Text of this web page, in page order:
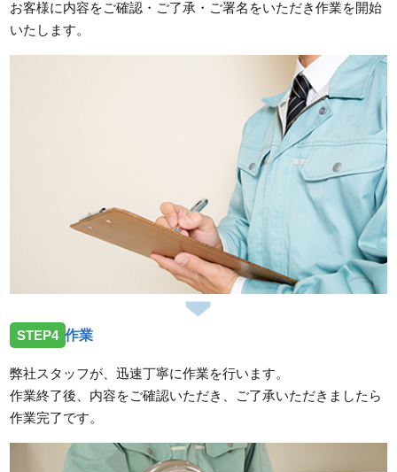
お客様に内容をご確認・ご了承・ご署名をいただき作業を開始
いたします。
STEP4 作業
弊社スタッフが、迅速丁寧に作業を行います。
作業終了後、内容をご確認いただき、ご了承いただきましたら
作業完了です。